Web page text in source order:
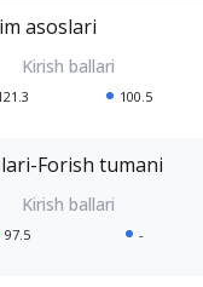
asoslari
100.5
Forish tumani
97.5 -